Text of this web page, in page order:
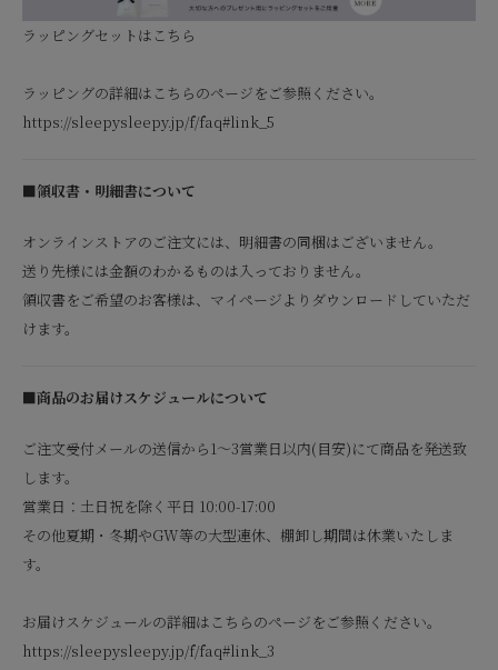
ラッピングセットはこちら
ラッピングの詳細はこちらのページをご参照ください。
https://sleepysleepy.jp/f/faq#link_5
■領収書・明細書について
オンラインストアのご注文には、明細書の同梱はございません。
送り先様には金額のわかるものは入っておりません。
領収書をご希望のお客様は、マイページよりダウンロードしていただ
けます。
■商品のお届けスケジュールについて
ご注文受付メールの送信から1～3営業日以内(目安)にて商品を発送致
します。
営業日：土日祝を除く平日 10:00-17:00
その他夏期・冬期やGW等の大型連休、棚卸し期間は休業いたしま
す。
お届けスケジュールの詳細はこちらのページをご参照ください。
https://sleepysleepy.jp/f/faq#link_3